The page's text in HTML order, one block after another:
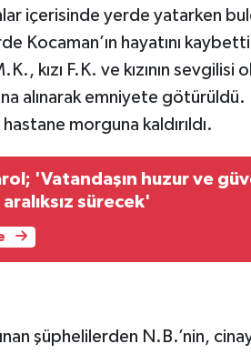
içerisinde yerde yatarken
Kocaman’ın hayatını
kızı F.K. ve kızının sevgilisi
alınarak emniyete götürüldü.
morguna kaldırıldı.
'Vatandaşın huzur ve
aralıksız sürecek'
şüphelilerden N.B.’nin,